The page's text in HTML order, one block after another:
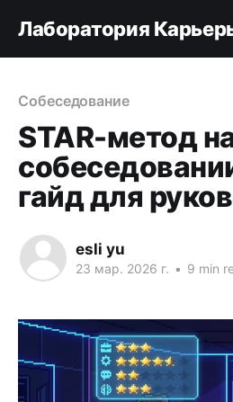
Лаборатория
Собеседование
STAR-метод
гайд для
esli yu
23 мар. 2026 г. • 9 min